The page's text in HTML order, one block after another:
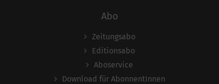
Abo
Zeitungsabo
Editionsabo
Aboservice
Download für AbonnentInnen